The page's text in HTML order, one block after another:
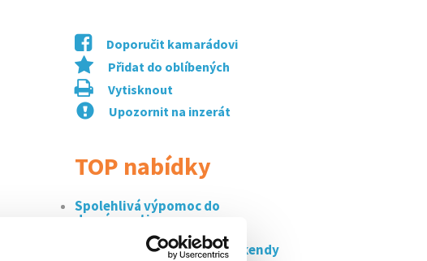
Doporučit kamarádovi
Přidat do oblíbených
Vytisknout
Upozornit na inzerát
TOP nabídky
Spolehlivá výpomoc do
domácnosti –...
Výlep plakátů příbor - na víkendy